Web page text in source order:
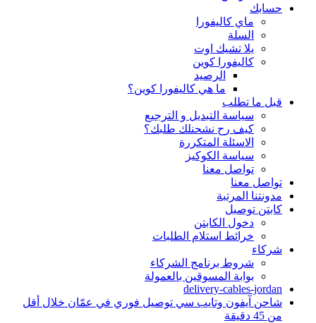
حسابك
ماي كاليفورا
السلة
يلا تشيك اوت
كاليفورا كوين
الرصيد
ما هي كاليفورا كوين؟
قبل ما تطلب
سياسة التبديل و الترجيع
كيف رح نشحنلك طلبك؟
الاسئلة المتكررة
سياسة الكوكيز
تواصل معنا
تواصل معنا
مدونتنا المرتبة
كابتن توصيل
دخول الكابتن
خرائط استلام الطلبات
شركاء
شروط برنامج الشركاء
بوابة المسوقين بالعمولة
delivery-cables-jordan
شاحن آيفون وتايب سي توصيل فوري في عمّان خلال أقل
من 45 دقيقة